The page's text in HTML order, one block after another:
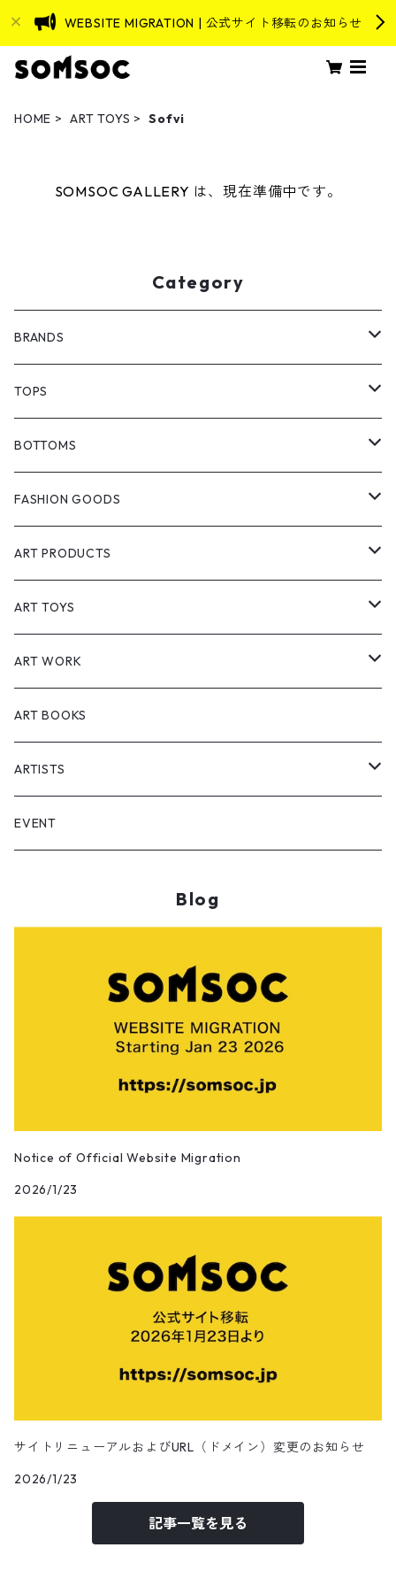
WEBSITE MIGRATION | 公式サイト移転のお知らせ
HOME ART TOYS Sofvi
SOMSOC GALLERY は、現在準備中です。
Category
BRANDS
ASEVENORIGIN
GCORES INDUSTRIES
PlayStation
Cyberpunk 2077 & Edgerunners
SOMSOCGALLERY
Creasidence
Starforged
Meguri
TOPS
T-shirts
Jackets
Shirt
Vest
Polo shirt
Hoodies
Workwear
BOTTOMS
Pants
Short pants
FASHION GOODS
Hat
Accessories
Bag
Socks
ART PRODUCTS
Interior
Lifestyle
Postcards
ART TOYS
Sofvi
Figure
ART WORK
Painting
Prints
Installation
Calligraphy works
Photographic works
Digital Artworks
Bamboo Artworks
ART BOOKS
ARTISTS
Dian/静電場朔
OSAMU SATO/佐藤理
Maywa Denki/明和電機
Sun Yibing/孫一氷
田辺美那子
EVENT
Blog
Notice of Official Website Migration
2026/1/23
サイトリニューアルおよびURL（ドメイン）変更のお知らせ
2026/1/23
記事一覧を見る